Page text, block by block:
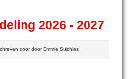
2026 - 2027
door door Emmie Suichies